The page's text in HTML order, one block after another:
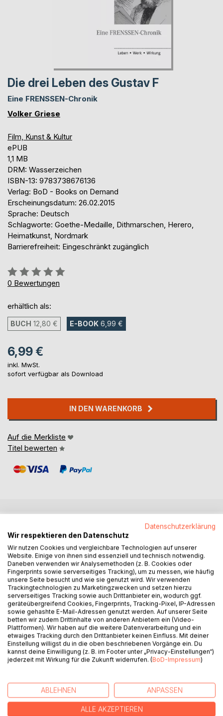
Die drei Leben des Gustav F
Eine FRENSSEN-Chronik
Volker Griese
Film, Kunst & Kultur
ePUB
1,1 MB
DRM: Wasserzeichen
ISBN-13: 9783738676136
Verlag: BoD - Books on Demand
Erscheinungsdatum: 26.02.2015
Sprache: Deutsch
Schlagworte: Goethe-Medaille, Dithmarschen, Herero,
Heimatkunst, Nordmark
Barrierefreiheit: Eingeschränkt zugänglich
Bewertung::
0%
0 Bewertungen
erhältlich als:
BUCH 12,80 € E-BOOK 6,99 €
6,99 €
inkl. MwSt.
sofort verfügbar als Download
IN DEN WARENKORB
Auf die Merkliste
Titel bewerten
Frenssen lebte von 1863 bis 1945. Er war Pastor,
Schriftsteller mit Millionenauflage, warb in den USA,
inoffiziell unterstützt von der Regierung und
Reichspräsident Friedrich Ebert, für die Weimarer Republik,
wandte sich dann den Nationalsozialisten zu und versuchte
fortan sich und sein Werk als schon immer dieser
politischen Richtung zugehörig hinzustellen und
umzudeuten.
Mit dem 1901 erschienenen Roman 'Jörn Uhl' setzte eine
regelrechte Frenssen-Manie in Deutschland ein. Junge
Menschen und Frauen feierten das Werk enthusiastisch.
Autor ein. Erotismus, Liberalismus, Verrat der Heimatkunst
wurde dem Autor vorgeworfen. Andere feierten ihn als
einen Autor, der gegen verlogene Konventionen und für die
Datenschutzerklärung
Wir respektieren den Datenschutz
Wir nutzen Cookies und vergleichbare Technologien auf unserer
Website. Einige von ihnen sind essenziell und technisch notwendig.
Daneben verwenden wir Analysemethoden (z. B. Cookies oder
Fingerprints sowie serverseitiges Tracking), um zu messen, wie häufig
unsere Seite besucht und wie sie genutzt wird. Wir verwenden
Trackingtechnologien zu Marketingzwecken und setzen hierzu
serverseitiges Tracking sowie auch Drittanbieter ein, wodurch ggf.
geräteübergreifend Cookies, Fingerprints, Tracking-Pixel, IP-Adressen
sowie gehashte E-Mail-Adressen genutzt werden. Auf unserer Seite
betten wir zudem Drittinhalte von anderen Anbietern ein (Video-
Plattformen). Wir haben auf die weitere Datenverarbeitung und ein
etwaiges Tracking durch den Drittanbieter keinen Einfluss. Mit deiner
Einstellung willigst du in die oben beschriebenen Vorgänge ein. Du
kannst deine Einwilligung (z. B. im Footer unter „Privacy-Einstellungen“)
jederzeit mit Wirkung für die Zukunft widerrufen. (BoD-Impressum)
ABLEHNEN ANPASSEN
ALLE AKZEPTIEREN